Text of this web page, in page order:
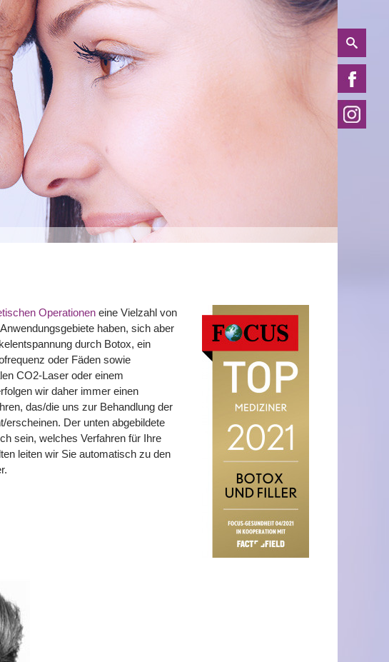
Operationen eine Vielzahl von
haben, sich aber
durch Botox, ein
oder Fäden sowie
CO2-Laser oder einem
wir daher immer einen
das/die uns zur Behandlung der
erscheinen. Der unten abgebildete
sein, welches Verfahren für Ihre
leiten wir Sie automatisch zu den